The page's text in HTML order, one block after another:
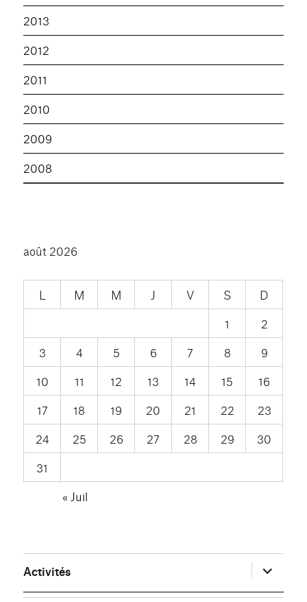
2013
2012
2011
2010
2009
2008
août 2026
L M M J V S
D
1
2
3
4 5 6 7 8
9
10
11 12 13 14 15
16
17
18 19 20 21 22
23
24
25 26 27 28 29
30
31
« Juil
Activités ouvrir
le
sous-